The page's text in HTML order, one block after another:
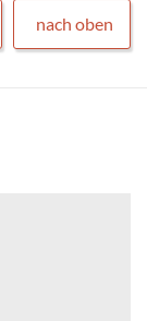
nach oben